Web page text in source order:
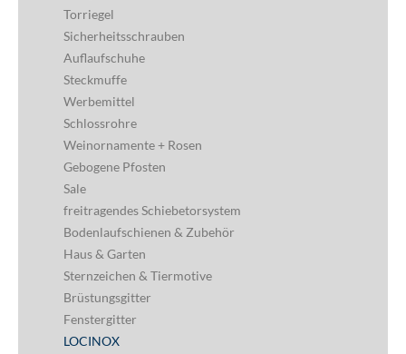
Torriegel
Sicherheitsschrauben
Auflaufschuhe
Steckmuffe
Werbemittel
Schlossrohre
Weinornamente + Rosen
Gebogene Pfosten
Sale
freitragendes Schiebetorsystem
Bodenlaufschienen & Zubehör
Haus & Garten
Sternzeichen & Tiermotive
Brüstungsgitter
Fenstergitter
LOCINOX